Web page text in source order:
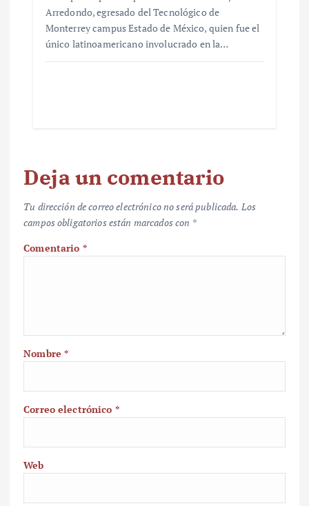
Arredondo, egresado del Tecnológico de
Monterrey campus Estado de México, quien fue el
único latinoamericano involucrado en la…
Deja un comentario
Tu dirección de correo electrónico no será publicada. Los
campos obligatorios están marcados con *
Comentario *
Nombre*
Correo electrónico *
Web